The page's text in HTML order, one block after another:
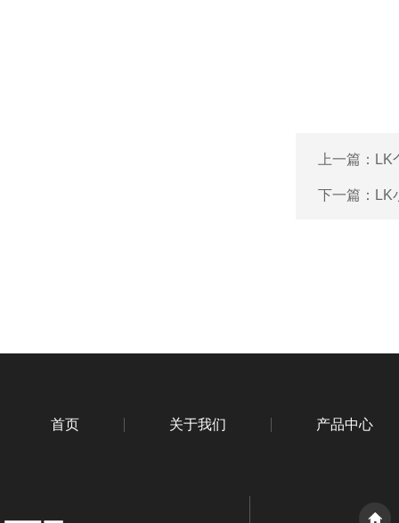
上一篇： LK
下一篇： LK
首页 关于我们 产品中心